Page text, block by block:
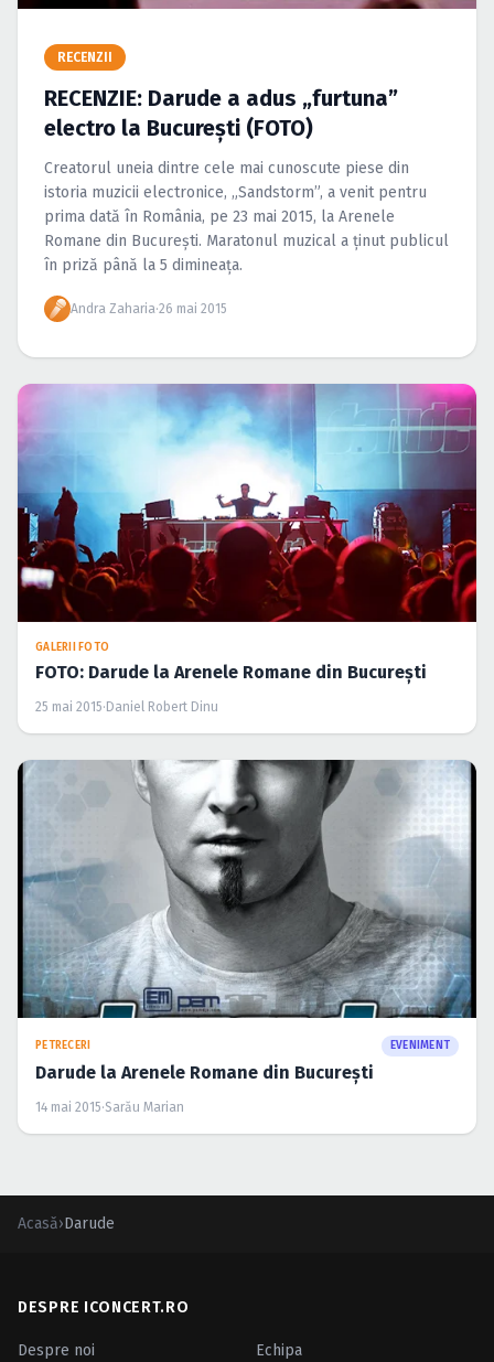
Caută în site...
RECENZII
RECENZIE: Darude a adus „furtuna”
electro la Bucureşti (FOTO)
Creatorul uneia dintre cele mai cunoscute piese din
istoria muzicii electronice, „Sandstorm”, a venit pentru
prima dată în România, pe 23 mai 2015, la Arenele
Romane din Bucureşti. Maratonul muzical a ţinut publicul
în priză până la 5 dimineaţa.
Andra Zaharia·26 mai 2015
GALERII FOTO
FOTO: Darude la Arenele Romane din Bucureşti
25 mai 2015· Daniel Robert Dinu
PETRECERI EVENIMENT
Darude la Arenele Romane din Bucureşti
14 mai 2015·Sarău Marian
Acasă›Darude
DESPRE ICONCERT.RO
Despre noi
Echipa